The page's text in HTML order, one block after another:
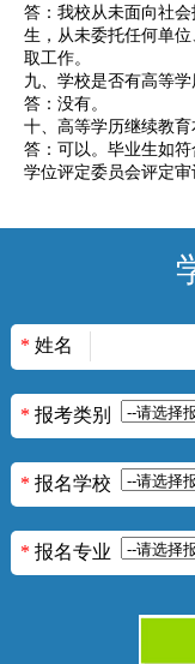
答：我校从未面向社会
生，从未委托任何单
取工作。
九、学校是否有高等
答：没有。
十、高等学历继续教
答：可以。毕业生如
学位评定委员会评定审
* 姓名
* 报考类别
* 报名学校
* 报名专业